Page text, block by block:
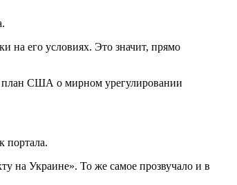
на его условиях. Это значит, прямо
план США о мирном урегулировании
портала.
на Украине». То же самое прозвучало и в